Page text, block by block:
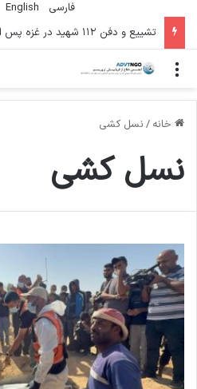
فارسی English
تشییع و دفن ۱۱۲ شهید در غزه پس از سه سال
منو
خانه / نسل کشی
نسل کشی